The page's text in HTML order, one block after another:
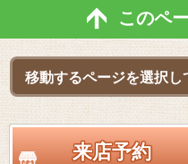
このペ
来店予約